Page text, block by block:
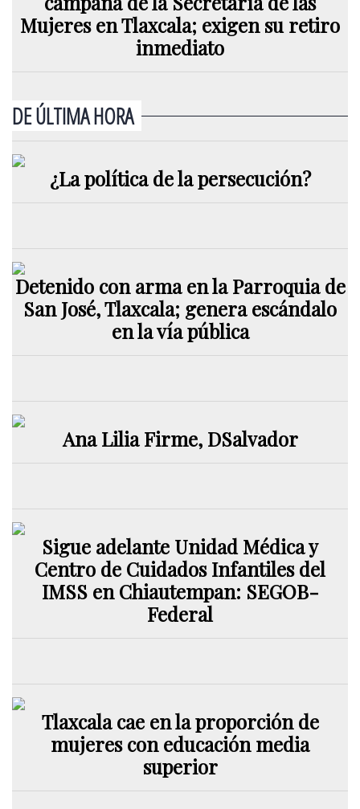
Mujeres en Tlaxcala; exigen su retiro
inmediato
DE ÚLTIMA HORA
¿La política de la persecución?
Detenido con arma en la Parroquia de
San José, Tlaxcala; genera escándalo
en la vía pública
Ana Lilia Firme, DSalvador
Sigue adelante Unidad Médica y
Centro de Cuidados Infantiles del
IMSS en Chiautempan: SEGOB-
Federal
Tlaxcala cae en la proporción de
mujeres con educación media
superior